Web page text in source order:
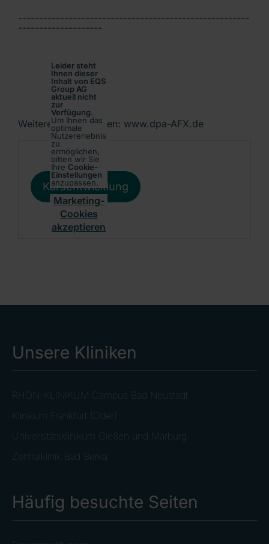
-------------------------------------------------------
--------------------
Weitere Informationen: www.dpa-AFX.de
Leider steht
Ihnen dieser
Inhalt von EQS
Group AG
aktuell nicht
zur
Verfügung.
Um Ihnen das
optimale
Nutzererlebnis
zu
ermöglichen,
bitten wir Sie
Ihre Cookie-
Einstellungen
anzupassen.
Marketing-
Cookies
akzeptieren
Kursentwicklung
Unsere Kliniken
RHÖN-KLINIKUM Campus Bad Neustadt
Klinikum Frankfurt (Oder)
Universitätsklinikum Gießen und Marburg
Zentralklinik Bad Berka
Häufig besuchte Seiten